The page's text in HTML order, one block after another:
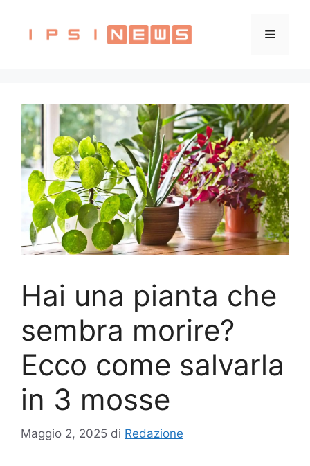
contenuto
Menu
Hai una pianta che
sembra morire?
Ecco come salvarla
in 3 mosse
Maggio 2, 2025 di Redazione